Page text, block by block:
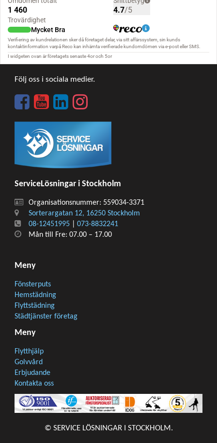
Följ oss i sociala medier.
ServiceLösningar i Stockholm
Organisationsnummer: 559034-3371
Sorterargatan 12, 16250 Stockholm
08-12451995
073-8832241
Mån till Fre: 07.00 – 17.00
Meny
Fönsterputs
Hemstädning
Flyttstädning
Städtjänster företag
Meny
Flytthjälp
Golvvård
Erbjudande
Kontakta oss
© SERVICE LÖSNINGAR I STOCKHOLM.